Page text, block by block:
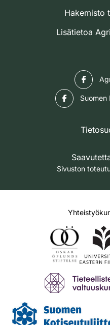
Hakemisto
Lisätietoa
Suomen
Sivuston